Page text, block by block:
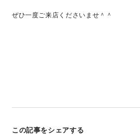
ぜひ一度ご来店くださいませ＾＾
この記事をシェアする